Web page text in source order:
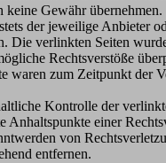
keine Gewähr
der jeweilige Anbieter
Die verlinkten Seiten
Rechtsverstöße
waren zum Zeitpunkt der
Kontrolle der
Anhaltspunkte einer
von
entfernen.